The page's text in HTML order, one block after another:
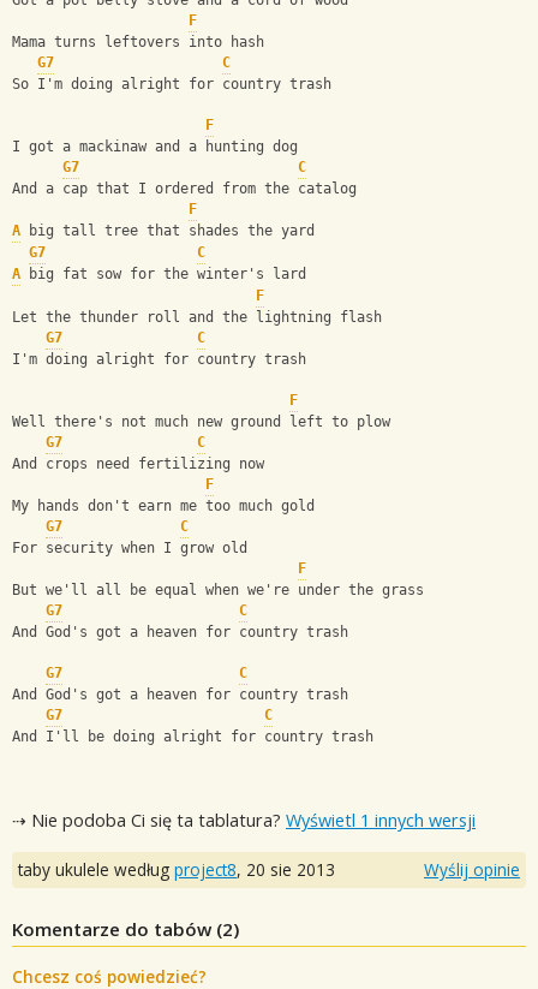
F
Mama turns leftovers into hash
G7
C
So I'm doing alright for country trash
F
I got a mackinaw and a hunting dog
G7
C
And a cap that I ordered from the catalog
F
A big tall tree that shades the yard
G7
C
A big fat sow for the winter's lard
F
Let the thunder roll and the lightning flash
G7
C
I'm doing alright for country trash
F
Well there's not much new ground left to plow
G7
C
And crops need fertilizing now
F
My hands don't earn me too much gold
G7
C
For security when I grow old
F
But we'll all be equal when we're under the grass
G7
C
And God's got a heaven for country trash
G7
C
And God's got a heaven for country trash
G7
C
And I'll be doing alright for country trash
⇢ Nie podoba Ci się ta tablatura? Wyświetl 1 innych wersji
taby ukulele według project8, 20 sie 2013 Wyślij opinie
Komentarze do tabów (2)
Chcesz coś powiedzieć?